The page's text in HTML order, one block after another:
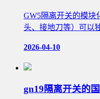
GW5隔离开关的模块
头、接地刀等）可以
2026-04-10
gn19隔离开关的